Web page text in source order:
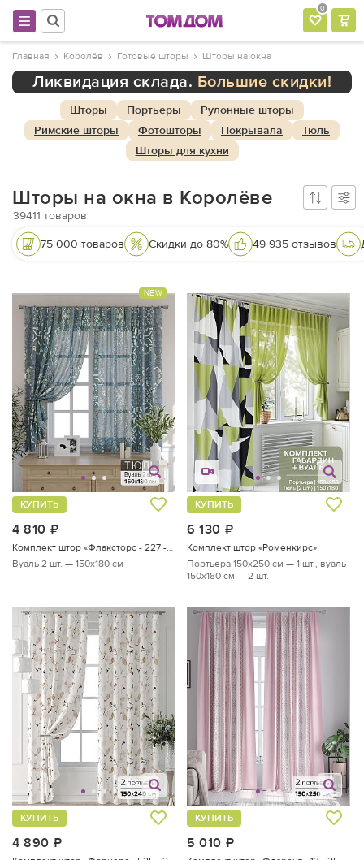
0
Главная Королёв Готовые шторы Шторы на окна
Ликвидация склада. Большие скидки!
Шторы Портьеры
Рулонные шторы
Римские шторы
Фотошторы Покрывала
Тюль
Шторы для кухни
Шторы на окна в Королёве
39411 товаров
75 000 товаров Скидки до 80% 49 935 отзывов
NEW
4 810
КУПИТЬ
Вуаль 2 шт. — 150х180 см
6 130
КУПИТЬ
Комплект штор «Роменкирс»
Портьера 150х250 см — 1 шт., вуаль
150х180 см — 2 шт.
4 890
КУПИТЬ
5 010
КУПИТЬ